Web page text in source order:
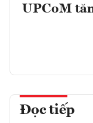
UPCoM
Đọc tiếp